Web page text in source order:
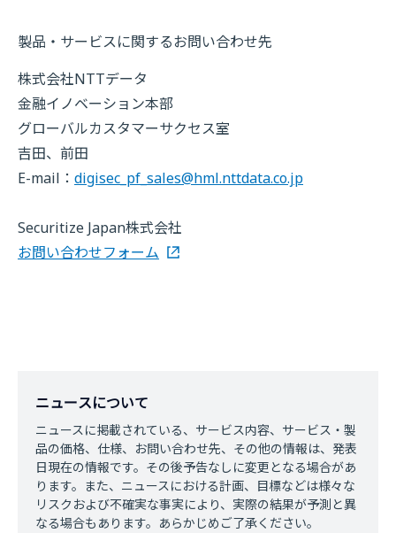
製品・サービスに関するお問い合わせ先
株式会社NTTデータ
金融イノベーション本部
グローバルカスタマーサクセス室
吉田、前田
E-mail： digisec_pf_sales@hml.nttdata.co.jp
Securitize Japan株式会社
お問い合わせフォーム
ニュースについて
ニュースに掲載されている、サービス内容、サービス・製
品の価格、仕様、お問い合わせ先、その他の情報は、発表
日現在の情報です。その後予告なしに変更となる場合があ
ります。また、ニュースにおける計画、目標などは様々な
リスクおよび不確実な事実により、実際の結果が予測と異
なる場合もあります。あらかじめご了承ください。